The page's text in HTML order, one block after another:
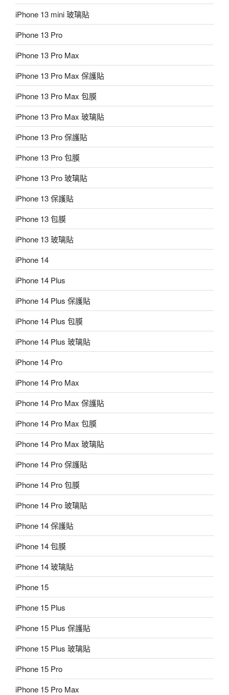
iPhone 13 mini 玻璃貼
iPhone 13 Pro
iPhone 13 Pro Max
iPhone 13 Pro Max 保護貼
iPhone 13 Pro Max 包膜
iPhone 13 Pro Max 玻璃貼
iPhone 13 Pro 保護貼
iPhone 13 Pro 包膜
iPhone 13 Pro 玻璃貼
iPhone 13 保護貼
iPhone 13 包膜
iPhone 13 玻璃貼
iPhone 14
iPhone 14 Plus
iPhone 14 Plus 保護貼
iPhone 14 Plus 包膜
iPhone 14 Plus 玻璃貼
iPhone 14 Pro
iPhone 14 Pro Max
iPhone 14 Pro Max 保護貼
iPhone 14 Pro Max 包膜
iPhone 14 Pro Max 玻璃貼
iPhone 14 Pro 保護貼
iPhone 14 Pro 包膜
iPhone 14 Pro 玻璃貼
iPhone 14 保護貼
iPhone 14 包膜
iPhone 14 玻璃貼
iPhone 15
iPhone 15 Plus
iPhone 15 Plus 保護貼
iPhone 15 Plus 玻璃貼
iPhone 15 Pro
iPhone 15 Pro Max